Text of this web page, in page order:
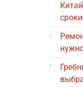
сроки